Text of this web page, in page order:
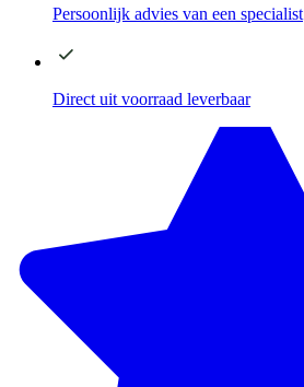
Persoonlijk advies van een specialist
Direct uit voorraad leverbaar